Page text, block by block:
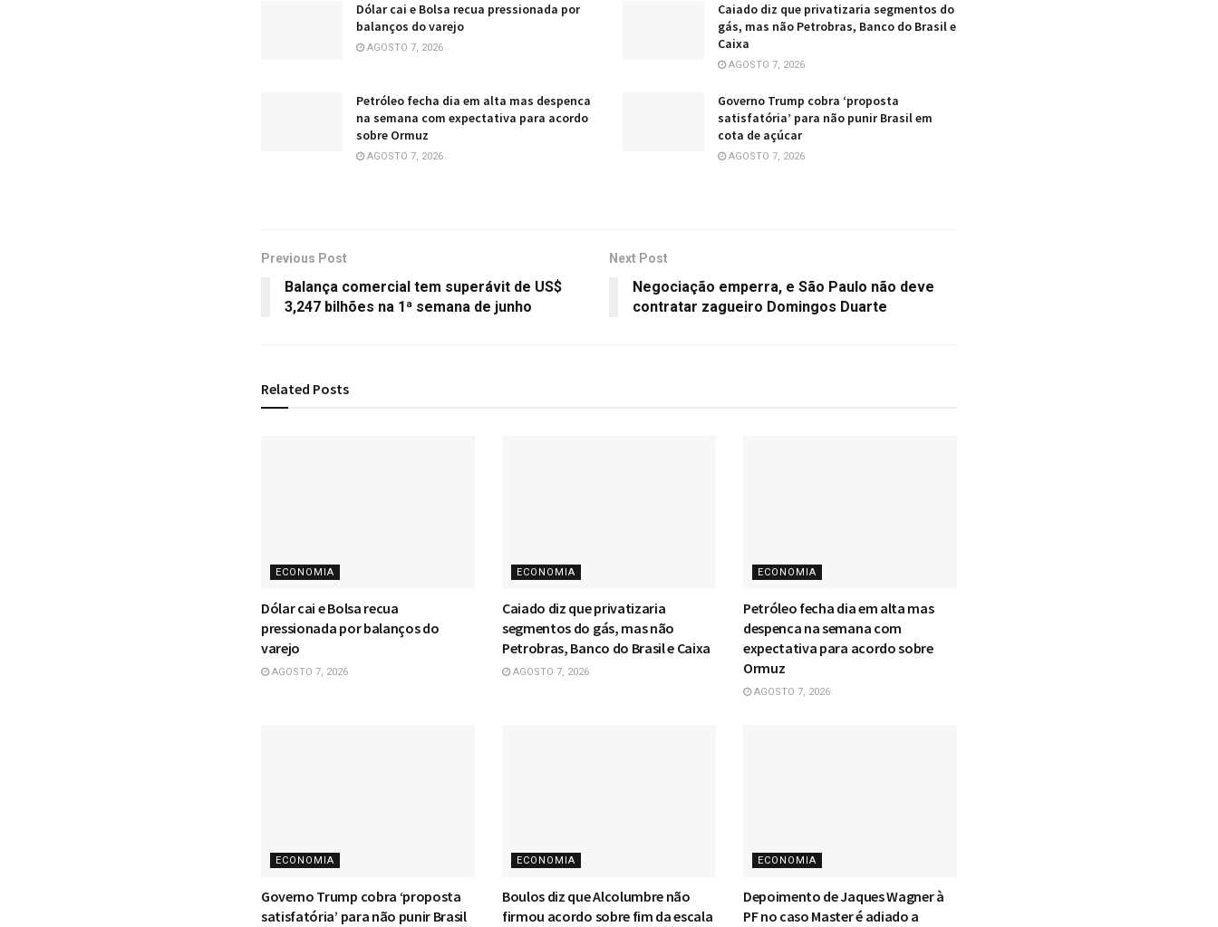
Dólar cai e Bolsa recua pressionada por
balanços do varejo
AGOSTO 7, 2026
Caiado diz que privatizaria segmentos do
gás, mas não Petrobras, Banco do Brasil e
Caixa
AGOSTO 7, 2026
Petróleo fecha dia em alta mas despenca
na semana com expectativa para acordo
sobre Ormuz
AGOSTO 7, 2026
Governo Trump cobra ‘proposta
satisfatória’ para não punir Brasil em
cota de açúcar
AGOSTO 7, 2026
Previous Post
Balança comercial tem superávit de US$
3,247 bilhões na 1ª semana de junho
Next Post
Negociação emperra, e São Paulo não deve
contratar zagueiro Domingos Duarte
Related Posts
ECONOMIA
Dólar cai e Bolsa recua
pressionada por balanços do
varejo
AGOSTO 7, 2026
ECONOMIA
Caiado diz que privatizaria
segmentos do gás, mas não
Petrobras, Banco do Brasil e Caixa
AGOSTO 7, 2026
ECONOMIA
Petróleo fecha dia em alta mas
despenca na semana com
expectativa para acordo sobre
Ormuz
AGOSTO 7, 2026
ECONOMIA
Governo Trump cobra ‘proposta
satisfatória’ para não punir Brasil
ECONOMIA
Boulos diz que Alcolumbre não
firmou acordo sobre fim da escala
ECONOMIA
Depoimento de Jaques Wagner à
PF no caso Master é adiado a